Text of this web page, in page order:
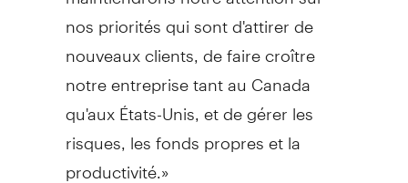
nos priorités qui sont d'attirer de
nouveaux clients, de faire croître
notre entreprise tant au Canada
qu'aux États-Unis, et de gérer les
risques, les fonds propres et la
productivité.»